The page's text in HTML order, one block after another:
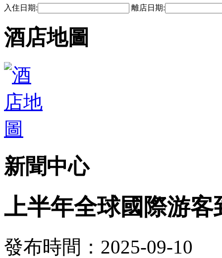
入住日期: 離店日期:
酒店地圖
新聞中心
上半年全球國際游
發布時間：2025-09-10